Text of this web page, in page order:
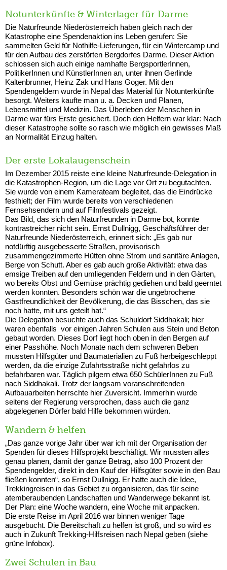
Notunterkünfte & Winterlager für Darme
Die Naturfreunde Niederösterreich haben gleich nach der
Katastrophe eine Spendenaktion ins Leben gerufen: Sie
sammelten Geld für Nothilfe-Lieferungen, für ein Wintercamp und
für den Aufbau des zerstörten Bergdorfes Darme. Dieser Aktion
schlossen sich auch einige namhafte BergsportlerInnen,
PolitikerInnen und KünstlerInnen an, unter ihnen Gerlinde
Kaltenbrunner, Heinz Zak und Hans Goger. Mit den
Spendengeldern wurde in Nepal das Material für Notunterkünfte
besorgt. Weiters kaufte man u. a. Decken und Planen,
Lebensmittel und Medizin. Das Überleben der Menschen in
Darme war fürs Erste gesichert. Doch den Helfern war klar: Nach
dieser Katastrophe sollte so rasch wie möglich ein gewisses Maß
an Normalität Einzug halten.
Der erste Lokalaugenschein
Im Dezember 2015 reiste eine kleine Naturfreunde-Delegation in
die Katastrophen-Region, um die Lage vor Ort zu begutachten.
Sie wurde von einem Kamerateam begleitet, das die Eindrücke
festhielt; der Film wurde bereits von verschiedenen
Fernsehsendern und auf Filmfestivals gezeigt.
Das Bild, das sich den Naturfreunden in Darme bot, konnte
kontrastreicher nicht sein. Ernst Dullnigg, Geschäftsführer der
Naturfreunde Niederösterreich, erinnert sich: „Es gab nur
notdürftig ausgebesserte Straßen, provisorisch
zusammengezimmerte Hütten ohne Strom und sanitäre Anlagen,
Berge von Schutt. Aber es gab auch große Aktivität: etwa das
emsige Treiben auf den umliegenden Feldern und in den Gärten,
wo bereits Obst und Gemüse prächtig gediehen und bald geerntet
werden konnten. Besonders schön war die ungebrochene
Gastfreundlichkeit der Bevölkerung, die das Bisschen, das sie
noch hatte, mit uns geteilt hat.“
Die Delegation besuchte auch das Schuldorf Siddhakali; hier
waren ebenfalls vor einigen Jahren Schulen aus Stein und Beton
gebaut worden. Dieses Dorf liegt hoch oben in den Bergen auf
einer Passhöhe. Noch Monate nach dem schweren Beben
mussten Hilfsgüter und Baumaterialien zu Fuß herbeigeschleppt
werden, da die einzige Zufahrtsstraße nicht gefahrlos zu
befahrbaren war. Täglich pilgern etwa 650 SchülerInnen zu Fuß
nach Siddhakali. Trotz der langsam voranschreitenden
Aufbauarbeiten herrschte hier Zuversicht. Immerhin wurde
seitens der Regierung versprochen, dass auch die ganz
abgelegenen Dörfer bald Hilfe bekommen würden.
Wandern & helfen
„Das ganze vorige Jahr über war ich mit der Organisation der
Spenden für dieses Hilfsprojekt beschäftigt. Wir mussten alles
genau planen, damit der ganze Betrag, also 100 Prozent der
Spendengelder, direkt in den Kauf der Hilfsgüter sowie in den Bau
fließen konnten“, so Ernst Dullnigg. Er hatte auch die Idee,
Trekkingreisen in das Gebiet zu organisieren, das für seine
atemberaubenden Landschaften und Wanderwege bekannt ist.
Der Plan: eine Woche wandern, eine Woche mit anpacken.
Die erste Reise im April 2016 war binnen weniger Tage
ausgebucht. Die Bereitschaft zu helfen ist groß, und so wird es
auch in Zukunft Trekking-Hilfsreisen nach Nepal geben (siehe
grüne Infobox).
Zwei Schulen in Bau